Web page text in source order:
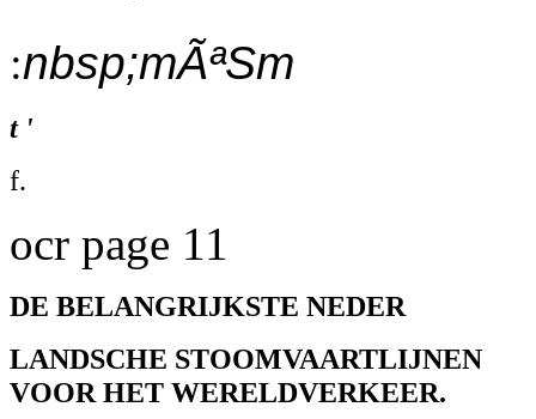
:nbsp;mÃªSm
t '
f.
ocr page 11
DE BELANGRIJKSTE NEDER
LANDSCHE STOOMVAARTLIJNEN
VOOR HET WERELDVERKEER.